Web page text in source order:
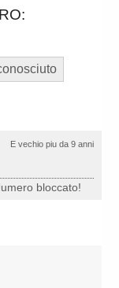
E vechio piu da 9 anni
bloccato!